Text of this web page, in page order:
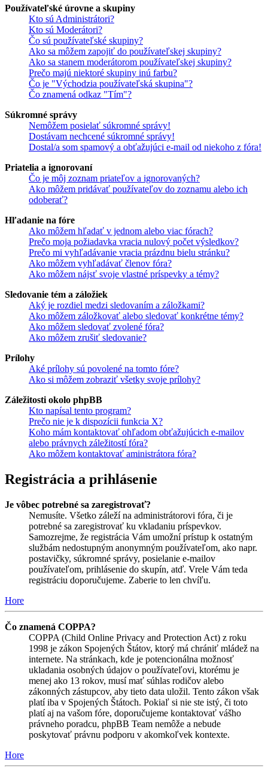
Používateľské úrovne a skupiny
Kto sú Administrátori?
Kto sú Moderátori?
Čo sú používateľské skupiny?
Ako sa môžem zapojiť do používateľskej skupiny?
Ako sa stanem moderátorom používateľskej skupiny?
Prečo majú niektoré skupiny inú farbu?
Čo je "Východzia používateľská skupina"?
Čo znamená odkaz "Tím"?
Súkromné správy
Nemôžem posielať súkromné správy!
Dostávam nechcené súkromné správy!
Dostal/a som spamový a obťažujúci e-mail od niekoho z fóra!
Priatelia a ignorovaní
Čo je môj zoznam priateľov a ignorovaných?
Ako môžem pridávať používateľov do zoznamu alebo ich
odoberať?
Hľadanie na fóre
Ako môžem hľadať v jednom alebo viac fórach?
Prečo moja požiadavka vracia nulový počet výsledkov?
Prečo mi vyhľadávanie vracia prázdnu bielu stránku?
Ako môžem vyhľadávať členov fóra?
Ako môžem nájsť svoje vlastné príspevky a témy?
Sledovanie tém a záložiek
Aký je rozdiel medzi sledovaním a záložkami?
Ako môžem záložkovať alebo sledovať konkrétne témy?
Ako môžem sledovať zvolené fóra?
Ako môžem zrušiť sledovanie?
Prílohy
Aké prílohy sú povolené na tomto fóre?
Ako si môžem zobraziť všetky svoje prílohy?
Záležitosti okolo phpBB
Kto napísal tento program?
Prečo nie je k dispozícii funkcia X?
Koho mám kontaktovať ohľadom obťažujúcich e-mailov
alebo právnych záležitostí fóra?
Ako môžem kontaktovať aministrátora fóra?
Registrácia a prihlásenie
Je vôbec potrebné sa zaregistrovať?
Nemusíte. Všetko záleží na administrátorovi fóra, či je
potrebné sa zaregistrovať ku vkladaniu príspevkov.
Samozrejme, že registrácia Vám umožní prístup k ostatným
službám nedostupným anonymným používateľom, ako napr.
postavičky, súkromné správy, posielanie e-mailov
používateľom, prihlásenie do skupín, atď. Vrele Vám teda
registráciu doporučujeme. Zaberie to len chvíľu.
Hore
Čo znamená COPPA?
COPPA (Child Online Privacy and Protection Act) z roku
1998 je zákon Spojených Štátov, ktorý má chrániť mládež na
internete. Na stránkach, kde je potencionálna možnosť
ukladania osobných údajov o používateľovi, ktorému je
menej ako 13 rokov, musí mať súhlas rodičov alebo
zákonných zástupcov, aby tieto data uložil. Tento zákon však
platí iba v Spojených Štátoch. Pokiaľ si nie ste istý, či toto
platí aj na vašom fóre, doporučujeme kontaktovať vášho
právneho poradcu, phpBB Team nemôže a nebude
poskytovať právnu podporu v akomkoľvek kontexte.
Hore